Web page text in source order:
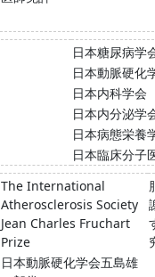
日本糖尿病学
日本動脈硬化
日本内科学会
日本内分泌学
日本病態栄養
日本臨床分子
The International
Atherosclerosis Society
Jean Charles Fruchart
Prize
日本動脈硬化学会五島雄